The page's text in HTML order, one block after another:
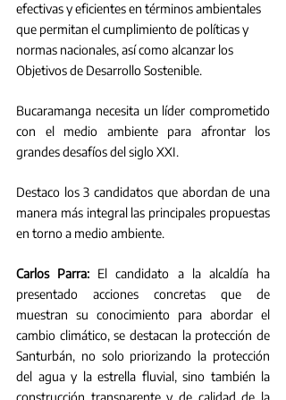
efectivas y eficientes en términos ambientales
que permitan el cumplimiento de políticas y
normas nacionales, así como alcanzar los
Objetivos de Desarrollo Sostenible.
Bucaramanga necesita un líder comprometido
con el medio ambiente para afrontar los
grandes desafíos del siglo XXI.
Destaco los 3 candidatos que abordan de una
manera más integral las principales propuestas
en torno a medio ambiente.
Carlos Parra: El candidato a la alcaldía ha
presentado acciones concretas que de
muestran su conocimiento para abordar el
cambio climático, se destacan la protección de
Santurbán, no solo priorizando la protección
del agua y la estrella fluvial, sino también la
construcción transparente y de calidad de la